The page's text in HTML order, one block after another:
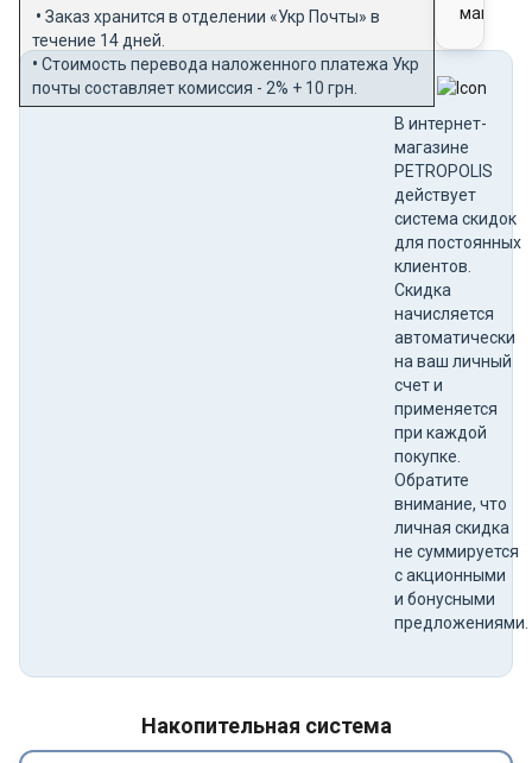
• Заказ хранится в отделении «Укр Почты» в
течение 14 дней.
• Стоимость перевода наложенного платежа Укр
почты составляет комиссия - 2% + 10 грн.
В интернет-
магазине
PETROPOLIS
действует
система скидок
для постоянных
клиентов.
Скидка
начисляется
автоматически
на ваш личный
счет и
применяется
при каждой
покупке.
Обратите
внимание, что
личная скидка
не суммируется
с акционными
и бонусными
предложениями.
Накопительная система